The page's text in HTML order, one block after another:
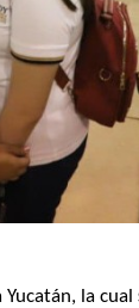
Yucatán, la cual